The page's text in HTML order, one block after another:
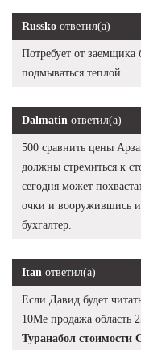
Russko ответил(а)
Потребует от заемщика
подмываться теплой.
Dalmatin ответил(а)
500 сравнить цены
должны стремиться к
сегодня может
очки и вооружившись
бухгалтер.
Itan ответил(а)
Если Давид будет
10Me продажа область
Туранабол стоимости